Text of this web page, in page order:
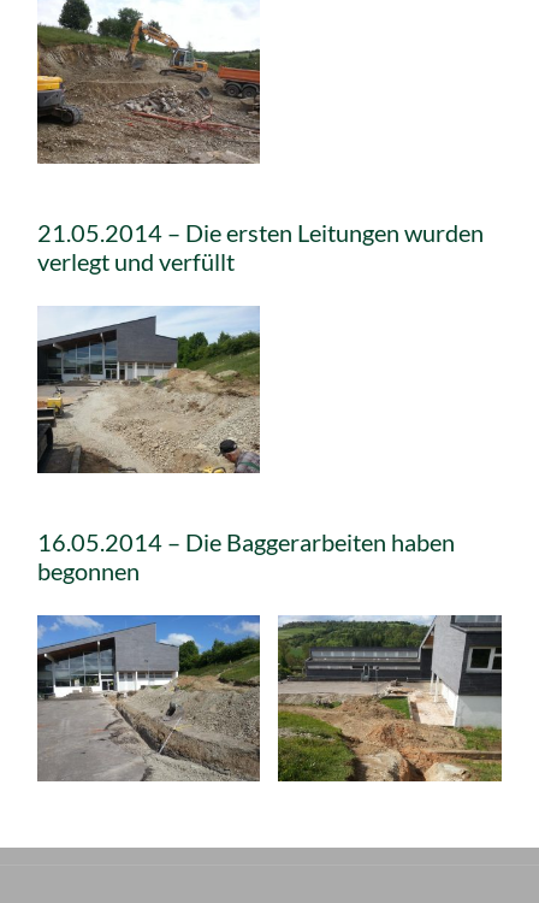
21.05.2014 – Die ersten Leitungen wurden
verlegt und verfüllt
16.05.2014 – Die Baggerarbeiten haben
begonnen